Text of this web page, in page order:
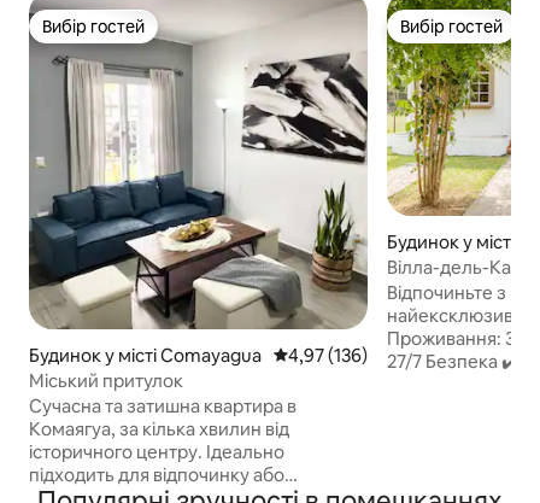
Вибір гостей
Вибір гостей
Будинок у місті Comayagua Середня оцінка: 4,97 з 5,
4,97 (136)
Міський притулок
Сучасна та затишна квартира в
Комаягуа, за кілька хвилин від
історичного центру. Ідеально
підходить для відпочинку або
спокійної роботи, тут є все необхідне
Вибір гостей
Вибір гостей
Будинок у місті
Вілла-дель-
для гольфу
Відпочиньте з
Проживання:
27/7 Безпека ✔️